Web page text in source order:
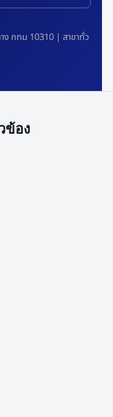
ง กทม 10310 | สาขาทั่ว
ข้อง